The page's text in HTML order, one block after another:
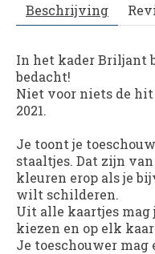
Beschrijving
In het kader Briljant
bedacht!
Niet voor niets de hit
2021.
Je toont je
staaltjes. Dat zijn
kleuren erop als je
wilt schilderen.
Uit alle kaartjes mag
kiezen en op elk
Je toeschouwer mag